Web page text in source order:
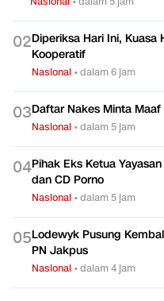
02Diperiksa Hari Ini, Kuasa
Kooperatif
Nasional •dalam 6 jam
03Daftar Nakes Minta Maaf
Nasional •dalam 5 jam
04Pihak Eks Ketua
dan CD Porno
Nasional •dalam 5 jam
05Lodewyk Pusung
PN Jakpus
Nasional •dalam 4 jam